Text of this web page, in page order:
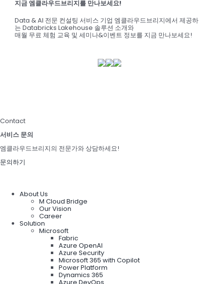
지금 엠클라우드브리지를 만나보세요!
Data & AI 전문 컨설팅 서비스 기업 엠클라우드브리지에서 제공하
는 Databricks Lakehouse 솔루션 소개와
매월 무료 체험 교육 및 세미나&이벤트 정보를 지금 만나보세요!
Contact
서비스 문의
엠클라우드브리지의 전문가와 상담하세요!
문의하기
About Us
M Cloud Bridge
Our Vision
Career
Solution
Microsoft
Fabric
Azure OpenAI
Azure Security
Microsoft 365 with Copilot
Power Platform
Dynamics 365
Azure DevOps